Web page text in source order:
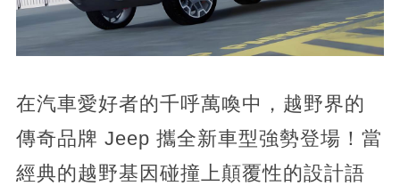
在汽車愛好者的千呼萬喚中，越野界的
傳奇品牌 Jeep 攜全新車型強勢登場！當
經典的越野基因碰撞上顛覆性的設計語